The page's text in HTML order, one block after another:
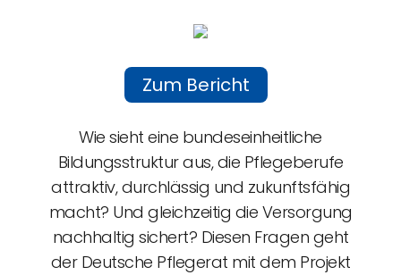
Zum Bericht
Wie sieht eine bundeseinheitliche
Bildungsstruktur aus, die Pflegeberufe
attraktiv, durchlässig und zukunftsfähig
macht? Und gleichzeitig die Versorgung
nachhaltig sichert? Diesen Fragen geht
der Deutsche Pflegerat mit dem Projekt